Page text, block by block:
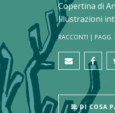
Copertina di
Illustrazioni
RACCONTI |
DI COSA